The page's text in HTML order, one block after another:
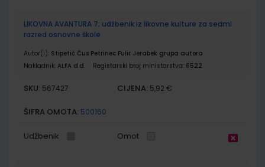
LIKOVNA AVANTURA 7; udžbenik iz likovne kulture za sedmi
razred osnovne škole
Autor(i): Stipetić Čus Petrinec Fulir Jerabek grupa autora
Nakladnik: ALFA d.d. Registarski broj ministarstva: 6522
SKU: 567427 CIJENA: 5,92 €
ŠIFRA OMOTA: 500160
Udžbenik Omot